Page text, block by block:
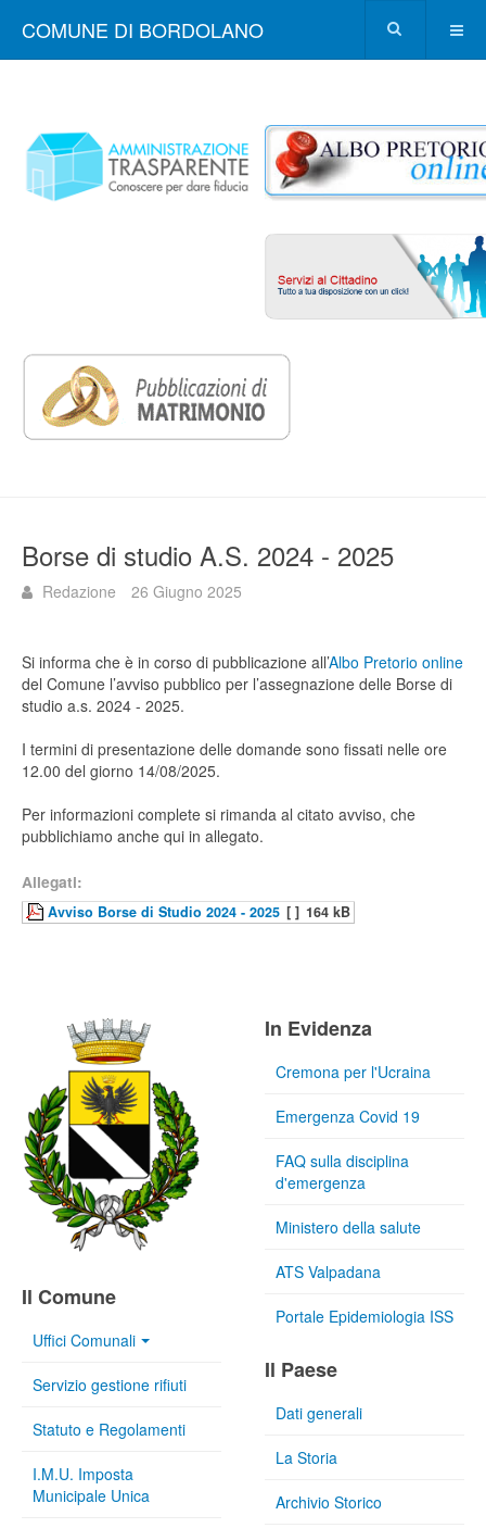
COMUNE DI BORDOLANO
Borse di studio A.S. 2024 - 2025
Redazione 26 Giugno 2025
Si informa che è in corso di pubblicazione all’Albo Pretorio online
del Comune l’avviso pubblico per l’assegnazione delle Borse di
studio a.s. 2024 - 2025.
I termini di presentazione delle domande sono fissati nelle ore
12.00 del giorno 14/08/2025.
Per informazioni complete si rimanda al citato avviso, che
pubblichiamo anche qui in allegato.
Allegati:
Avviso Borse di Studio 2024 - 2025 [ ] 164 kB
Il Comune
Uffici Comunali
Servizio gestione rifiuti
Statuto e Regolamenti
I.M.U. Imposta
Municipale Unica
In Evidenza
Cremona per l'Ucraina
Emergenza Covid 19
FAQ sulla disciplina
d'emergenza
Ministero della salute
ATS Valpadana
Portale Epidemiologia ISS
Il Paese
Dati generali
La Storia
Archivio Storico